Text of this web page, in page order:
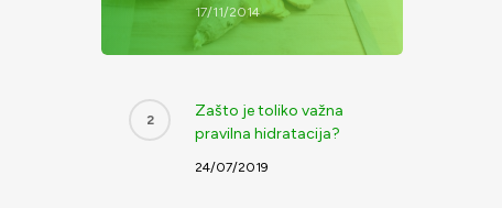
17/11/2014
Zašto je toliko važna
pravilna hidratacija?
24/07/2019